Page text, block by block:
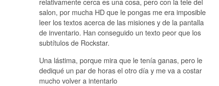
salon, por mucha HD que le pongas me era imposible
leer los textos acerca de las misiones y de la pantalla
de inventario. Han conseguido un texto peor que los
subtítulos de Rockstar.
Una lástima, porque mira que le tenía ganas, pero le
dediqué un par de horas el otro día y me va a costar
mucho volver a intentarlo